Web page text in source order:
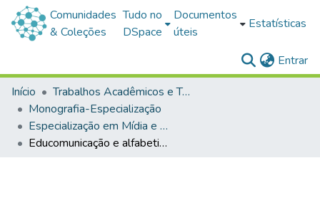
Comunidades
& Coleções
Tudo no
DSpace
Documentos
úteis
Estatísticas
Entrar
Início
Trabalhos Acadêmicos e Técnicos
Monografia-Especialização
Especialização em Mídia e Educação
Educomunicação e alfabetização midiática como estratégias para enfrentar a desinformação no contexto escolar